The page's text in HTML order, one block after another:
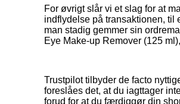
For øvrigt slår vi et slag for at
indflydelse på transaktionen, til
man stadig gemmer sin
Eye Make-up Remover (125
Trustpilot tilbyder de facto
foreslåes det, at du iagttager
forud for at du færdiggør din